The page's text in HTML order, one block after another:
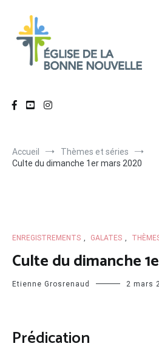
contenu
Accueil
Thèmes et séries
Culte du dimanche 1er mars 2020
ENREGISTREMENTS , GALATES ,
Culte du dimanche
Etienne Grosrenaud 2 mars
Prédication